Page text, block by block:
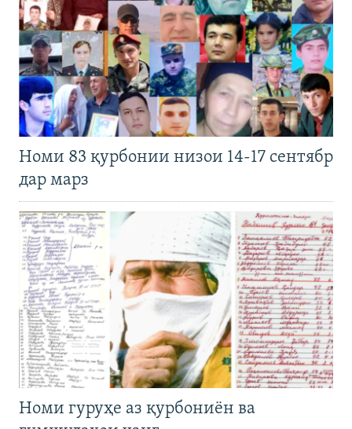
Номи 83 қурбонии низои 14-17 сентябр
дар марз
Номи гуруҳе аз қурбониён ва